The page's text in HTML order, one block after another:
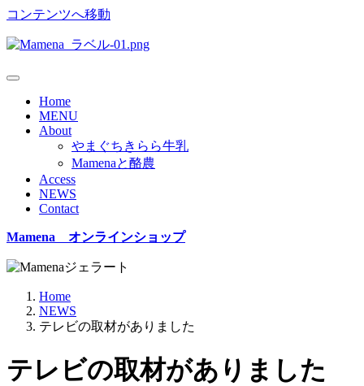
コンテンツへ移動
Home
MENU
About
やまぐちきらら牛乳
Mamenaと酪農
Access
NEWS
Contact
Mamena オンラインショップ
Home
NEWS
テレビの取材がありました
テレビの取材がありました